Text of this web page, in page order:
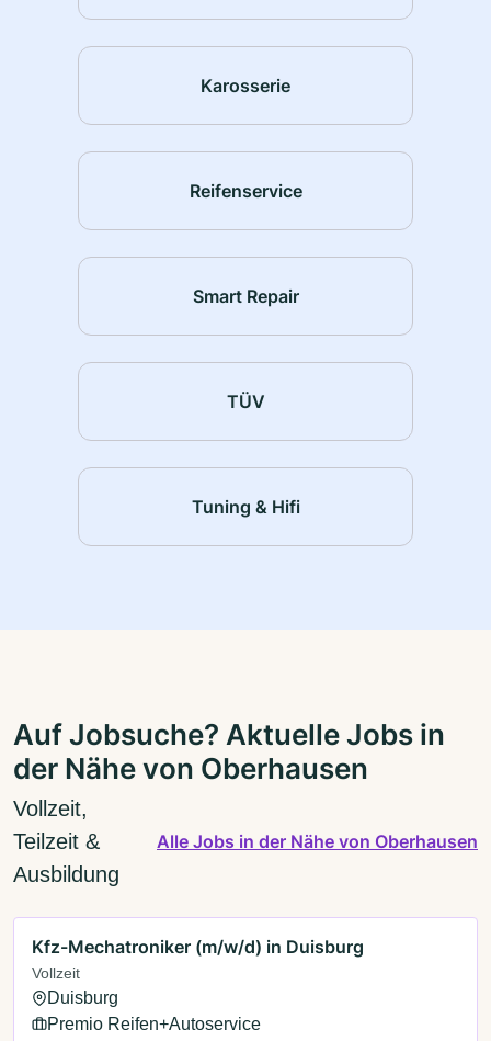
Karosserie
Reifenservice
Smart Repair
TÜV
Tuning & Hifi
Auf Jobsuche? Aktuelle Jobs in
der Nähe von Oberhausen
Vollzeit,
Teilzeit &
Ausbildung
Alle Jobs in der Nähe von Oberhausen
Kfz-Mechatroniker (m/w/d) in Duisburg
Vollzeit
Duisburg
Premio Reifen+Autoservice